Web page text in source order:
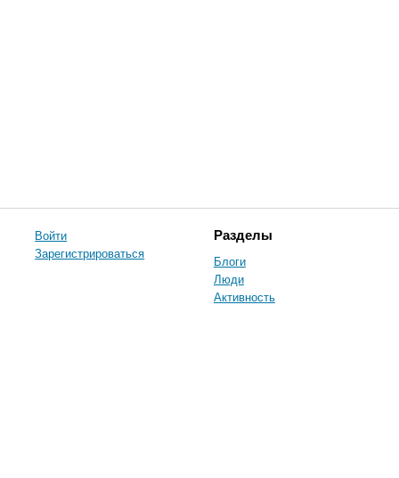
Войти
Зарегистрироваться
Разделы
Блоги
Люди
Активность